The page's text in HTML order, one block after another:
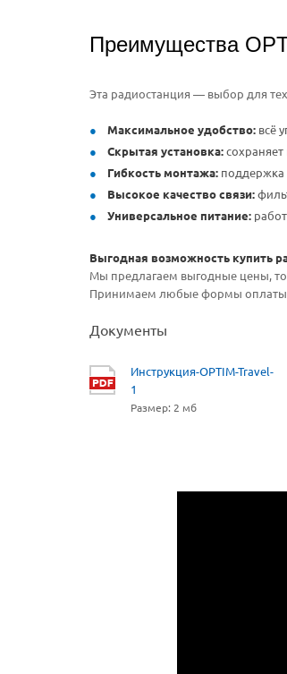
Преимущества
Эта радиостанция — выбор для
Максимальное удобство: всё
Скрытая установка:
Гибкость монтажа: поддержка
Высокое качество связи:
Универсальное питание:
Выгодная возможность купить
Мы предлагаем выгодные цены,
Принимаем любые формы оплаты.
Документы
Инструкция-OPTIM-Travel-
1
Размер: 2 мб